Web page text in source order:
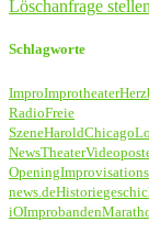
Löschanfrage stellen
Schlagworte
ImproImprotheater
RadioFreie
SzeneHaroldChicago
NewsTheaterVideo
Opening
news.deHistorie
iOImprobanden